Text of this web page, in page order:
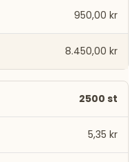
950,00 kr
8.450,00 kr
2500 st
5,35 kr